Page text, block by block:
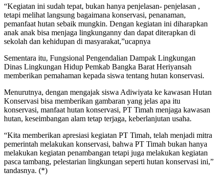
“Kegiatan ini sudah tepat, bukan hanya penjelasan- penjelasan ,
tetapi melihat langsung bagaimana konservasi, penanaman,
pemanfaat hutan sebaik mungkin. Dengan kegiatan ini diharapkan
anak anak bisa menjaga lingkunganny dan dapat diterapkan di
sekolah dan kehidupan di masyarakat,”ucapnya
Sementara itu, Fungsional Pengendalian Dampak Lingkungan
Dinas Lingkungan Hidup Pemkab Bangka Barat Heriyansah
memberikan pemahaman kepada siswa tentang hutan konservasi.
Menurutnya, dengan mengajak siswa Adiwiyata ke kawasan Hutan
Konservasi bisa memberikan gambaran yang jelas apa itu
konservasi, manfaat hutan konservasi, PT Timah menjaga kawasan
hutan, keseimbangan alam tetap terjaga, keberlanjutan usaha.
“Kita memberikan apresiasi kegiatan PT Timah, telah menjadi mitra
pemerintah melakukan konservasi, bahwa PT Timah bukan hanya
melakukan kegiatan penambangan tetapi juga melakukan kegiatan
pasca tambang, pelestarian lingkungan seperti hutan konservasi ini,”
tandasnya. (*)